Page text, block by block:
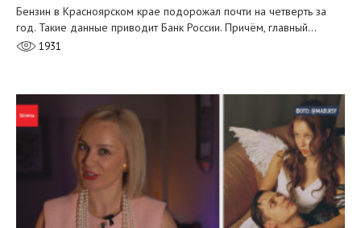
Бензин в Красноярском крае подорожал почти на четверть за
год. Такие данные приводит Банк России. Причём, главный…
1931